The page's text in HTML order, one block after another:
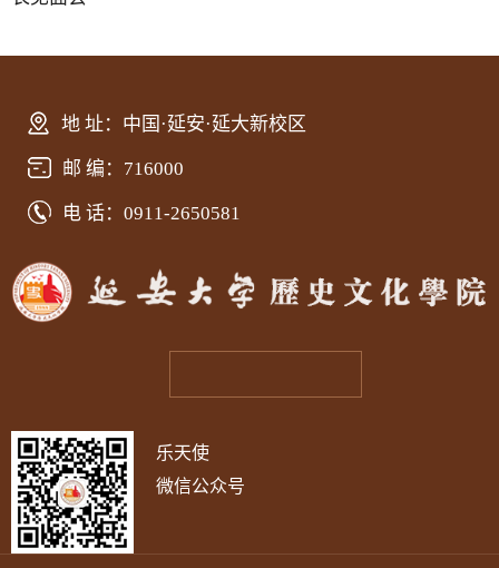
地 址：中国·延安·延大新校区
邮 编：716000
电 话：0911-2650581
乐天使
微信公众号